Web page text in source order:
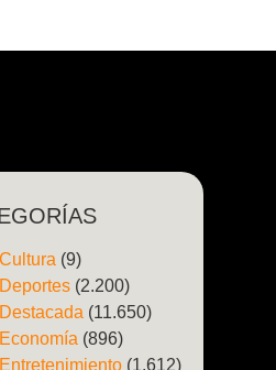
Cultura(9)
Deportes(2.200)
Destacada(11.650)
Economía(896)
Entretenimiento(1.612)